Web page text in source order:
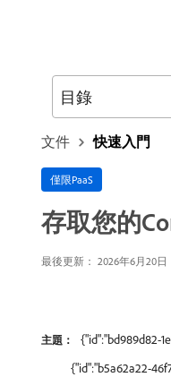
文件 快速入門
僅限PaaS
存取您的
最後更新： 2026年6月20日
主題： {"id":"bd989d82-
{"id":"b5a62a22-
目錄